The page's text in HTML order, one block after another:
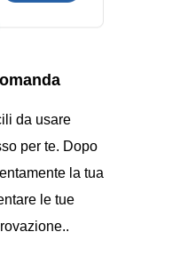
da usare
per te. Dopo
la tua
le tue